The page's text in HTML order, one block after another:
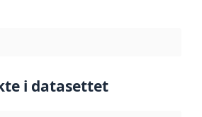
i datasettet